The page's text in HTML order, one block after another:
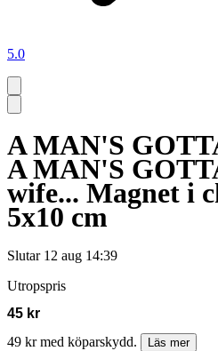
5.0
A MAN'S
A MAN'S
wife... Magnet i
5x10 cm
Slutar 12 aug 14:39
Utropspris
45 kr
49 kr med köparskydd.
Läs mer